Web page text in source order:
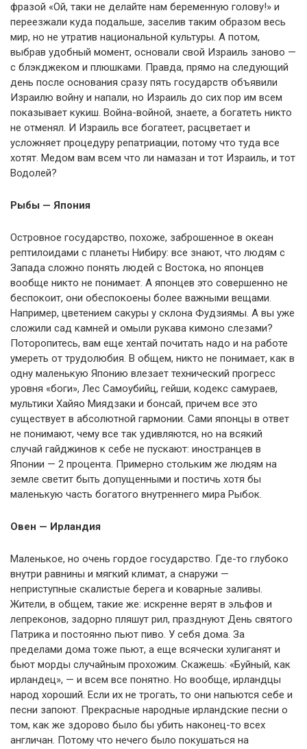
фразой «Ой, таки не делайте нам беременную голову!» и
переезжали куда подальше, заселив таким образом весь
мир, но не утратив национальной культуры. А потом,
выбрав удобный момент, основали свой Израиль заново —
с блэкджеком и плюшками. Правда, прямо на следующий
день после основания сразу пять государств объявили
Израилю войну и напали, но Израиль до сих пор им всем
показывает кукиш. Война-войной, знаете, а богатеть никто
не отменял. И Израиль все богатеет, расцветает и
усложняет процедуру репатриации, потому что туда все
хотят. Медом вам всем что ли намазан и тот Израиль, и тот
Водолей?
Рыбы — Япония
Островное государство, похоже, заброшенное в океан
рептилоидами с планеты Нибиру: все знают, что людям с
Запада сложно понять людей с Востока, но японцев
вообще никто не понимает. А японцев это совершенно не
беспокоит, они обеспокоены более важными вещами.
Например, цветением сакуры у склона Фудзиямы. А вы уже
сложили сад камней и омыли рукава кимоно слезами?
Поторопитесь, вам еще хентай почитать надо и на работе
умереть от трудолюбия. В общем, никто не понимает, как в
одну маленькую Японию влезает технический прогресс
уровня «боги», Лес Самоубийц, гейши, кодекс самураев,
мультики Хайяо Миядзаки и бонсай, причем все это
существует в абсолютной гармонии. Сами японцы в ответ
не понимают, чему все так удивляются, но на всякий
случай гайджинов к себе не пускают: иностранцев в
Японии — 2 процента. Примерно стольким же людям на
земле светит быть допущенными и постичь хотя бы
маленькую часть богатого внутреннего мира Рыбок.
Овен — Ирландия
Маленькое, но очень гордое государство. Где-то глубоко
внутри равнины и мягкий климат, а снаружи —
неприступные скалистые берега и коварные заливы.
Жители, в общем, такие же: искренне верят в эльфов и
лепреконов, задорно пляшут рил, празднуют День святого
Патрика и постоянно пьют пиво. У себя дома. За
пределами дома тоже пьют, а еще всячески хулиганят и
бьют морды случайным прохожим. Скажешь: «Буйный, как
ирландец», — и всем все понятно. Но вообще, ирландцы
народ хороший. Если их не трогать, то они напьются себе и
песни запоют. Прекрасные народные ирландские песни о
том, как же здорово было бы убить наконец-то всех
англичан. Потому что нечего было покушаться на